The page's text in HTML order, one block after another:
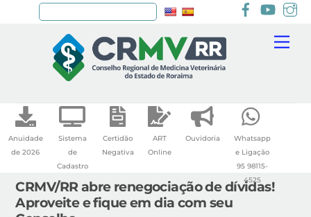
Anuidade
de 2026
Sistema
de
Cadastro
Certidão
Negativa
ART
Online
Ouvidoria
Whatsapp
e Ligação
95 98115-
4525
CRMV/RR abre renegociação de dívidas!
Aproveite e fique em dia com seu